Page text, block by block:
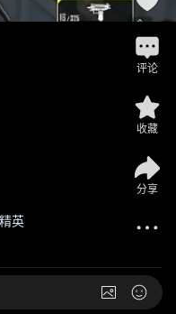
英
评论
收藏
分享